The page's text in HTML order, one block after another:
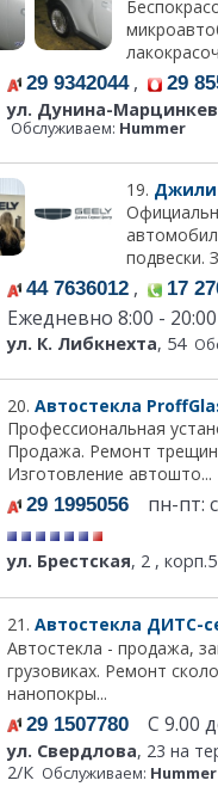
29 9342044, 29
ул. Дунина-
Обслуживаем: Hummer
19. Джили
подвески.
44 7636012 , 17
Ежедневно 8:00 - 20:00
ул. К. Либкнехта, 54
20. Автостекла
Профессиональная
Продажа. Ремонт трещин
Изготовление автошто...
29 1995056 пн-пт: с
ул. Брестская, 2 , корп.5
21. Автостекла ДИТС-
Автостекла - продажа,
грузовиках. Ремонт
нанопокры...
29 1507780 С 9.00
ул. Свердлова, 23 на
2/К Обслуживаем: Hummer